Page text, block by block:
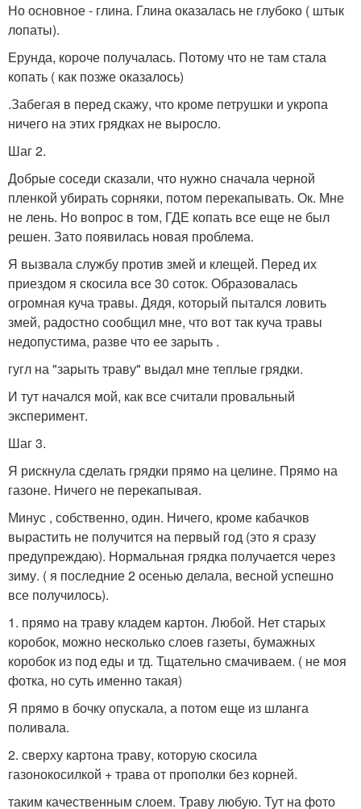
Но основное - глина. Глина оказалась не глубоко ( штык
лопаты).
Ерунда, короче получалась. Потому что не там стала
копать ( как позже оказалось)
.Забегая в перед скажу, что кроме петрушки и укропа
ничего на этих грядках не выросло.
Шаг 2.
Добрые соседи сказали, что нужно сначала черной
пленкой убирать сорняки, потом перекапывать. Ок. Мне
не лень. Но вопрос в том, ГДЕ копать все еще не был
решен. Зато появилась новая проблема.
Я вызвала службу против змей и клещей. Перед их
приездом я скосила все 30 соток. Образовалась
огромная куча травы. Дядя, который пытался ловить
змей, радостно сообщил мне, что вот так куча травы
недопустима, разве что ее зарыть .
гугл на "зарыть траву" выдал мне теплые грядки.
И тут начался мой, как все считали провальный
эксперимент.
Шаг 3.
Я рискнула сделать грядки прямо на целине. Прямо на
газоне. Ничего не перекапывая.
Минус , собственно, один. Ничего, кроме кабачков
вырастить не получится на первый год (это я сразу
предупреждаю). Нормальная грядка получается через
зиму. ( я последние 2 осенью делала, весной успешно
все получилось).
1. прямо на траву кладем картон. Любой. Нет старых
коробок, можно несколько слоев газеты, бумажных
коробок из под еды и тд. Тщательно смачиваем. ( не моя
фотка, но суть именно такая)
Я прямо в бочку опускала, а потом еще из шланга
поливала.
2. сверху картона траву, которую скосила
газонокосилкой + трава от прополки без корней.
таким качественным слоем. Траву любую. Тут на фото